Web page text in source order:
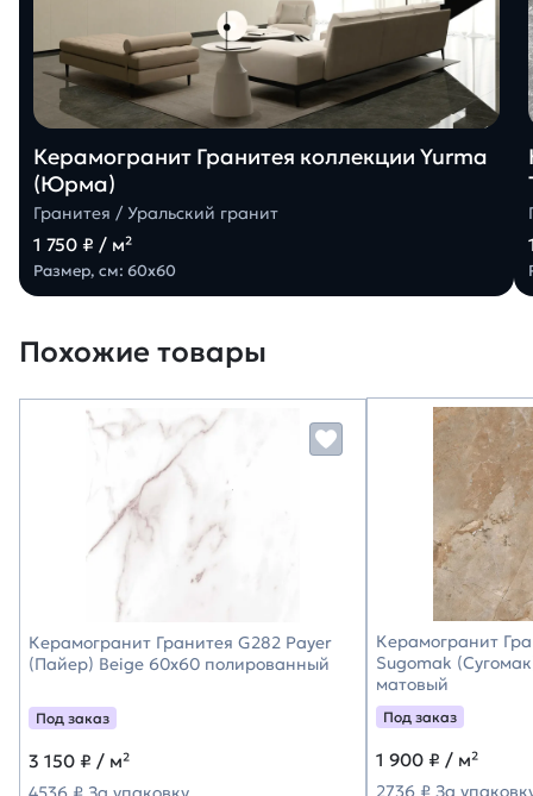
Керамогранит Гранитея коллекции Yurma
(Юрма)
Гранитея / Уральский гранит
1 750 ₽ / м²
Размер, см: 60х60
Похожие товары
Керамогранит Гранитея G282 Payer
(Пайер) Beige 60х60 полированный
Под заказ
3 150 ₽ / м²
Керамогранит
Sugomak
матовый
Под заказ
1 900 ₽ / м²
2736 ₽ За